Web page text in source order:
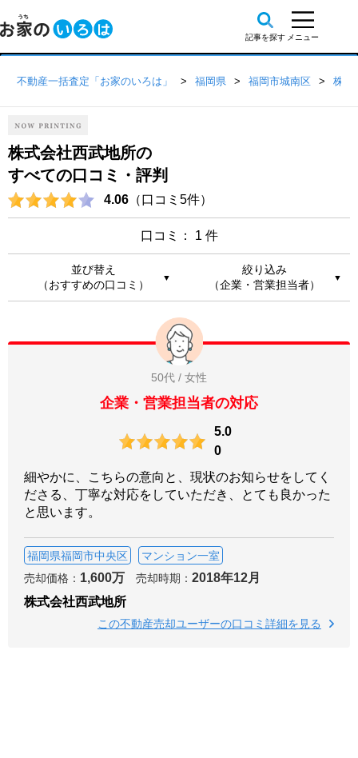
不動産一括査定「お家のいろは」 福岡県 福岡市城南区 株式
株式会社西武地所の
すべての口コミ・評判
4.06 （口コミ5件）
口コミ： 1 件
並び替え
（おすすめの口コミ）
▼
絞り込み
（企業・営業担当者）
▼
50代 / 女性
企業・営業担当者の対応
5.0
0
細やかに、こちらの意向と、現状のお知らせをしてく
ださる、丁寧な対応をしていただき、とても良かった
と思います。
福岡県福岡市中央区
マンション一室
売却価格： 1,600万 売却時期： 2018年12月
株式会社西武地所
この不動産売却ユーザーの口コミ詳細を見る